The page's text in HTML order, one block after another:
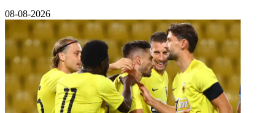
08-08-2026